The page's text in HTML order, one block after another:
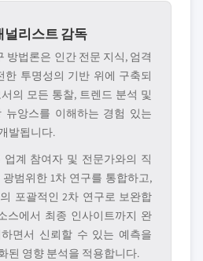
널리스트 감독
방법론은 인간 전문 지식, 엄격
한 투명성의 기반 위에 구축되
의 모든 통찰, 트렌드 분석 및
뉴앙스를 이해하는 경험 있는
발됩니다.
계 참여자 및 전문가와의 직
범위한 1차 연구를 통합하고,
포괄적인 2차 연구로 보완합
스에서 최종 인사이트까지 완
면서 신뢰할 수 있는 예측을
된 영향 분석을 적용합니다.